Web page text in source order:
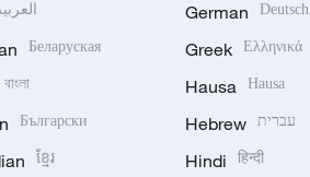
Беларуская
বাংলা
Български
ខ្មែរ
German Deutsch
Greek Ελληνικά
Hausa Hausa
Hebrew עברית
Hindi हिन्दी